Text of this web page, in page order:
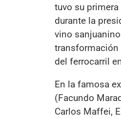
tuvo su
durante la
vino
transformación
del ferrocarril
En la famosa
(Facundo
Carlos Maffei,